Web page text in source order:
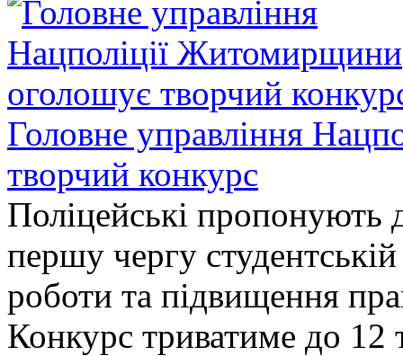
Головне управління
творчий конкурс
Поліцейські пропонують
першу чергу
роботи та підвищення
Конкурс триватиме до 12